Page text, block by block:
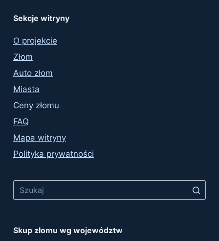
Sekcje witryny
O projekcie
Złom
Auto złom
Miasta
Ceny złomu
FAQ
Mapa witryny
Polityka prywatności
Skup złomu wg województw